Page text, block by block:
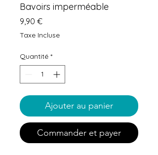
Bavoirs imperméable
9,90 €Prix
Taxe Incluse
Quantité *
Ajouter au panier
Commander et payer